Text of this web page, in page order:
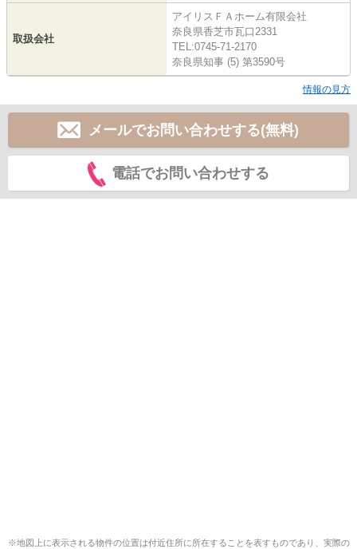
取扱会社
アイリスＦＡホーム有限会社
奈良県香芝市瓦口2331
TEL:0745-71-2170
奈良県知事 (5) 第3590号
情報の見方
メールでお問い合わせする(無料)
電話でお問い合わせする
※地図上に表示される物件の位置は付近住所に所在することを表すものであり、実際の